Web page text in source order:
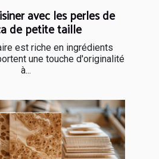
avec les perles de
de petite taille
est riche en ingrédients
une touche d'originalité
à...